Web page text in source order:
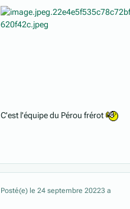
C'est l'équipe du Pérou frérot
Posté(e) le 24 septembre 20223 a